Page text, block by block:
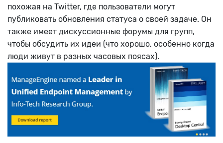
похожая на Twitter, где пользователи могут
публиковать обновления статуса о своей задаче. Он
также имеет дискуссионные форумы для групп,
чтобы обсудить их идеи (что хорошо, особенно когда
люди живут в разных часовых поясах).